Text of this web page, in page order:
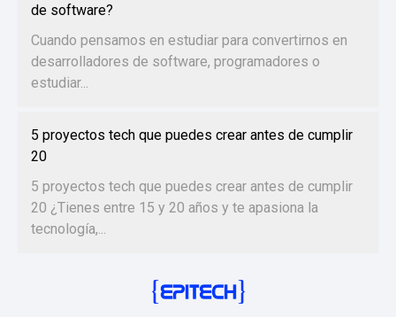
de software?
Cuando pensamos en estudiar para convertirnos en
desarrolladores de software, programadores o
estudiar...
5 proyectos tech que puedes crear antes de cumplir
20
5 proyectos tech que puedes crear antes de cumplir
20 ¿Tienes entre 15 y 20 años y te apasiona la
tecnología,...